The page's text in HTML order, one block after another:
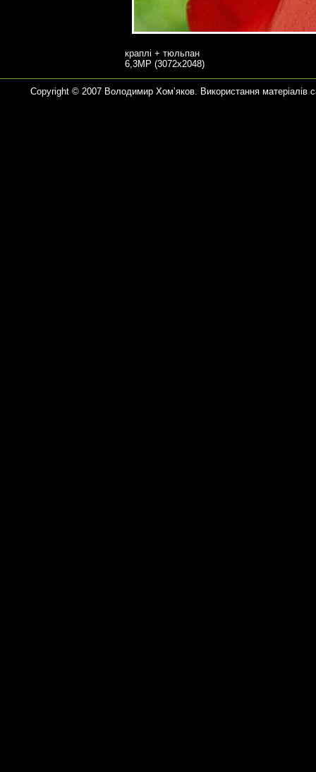
краплі + тюльпан
6,3MP (3072x2048)
Copyright © 2007 Володимир Хом’яков. Використання